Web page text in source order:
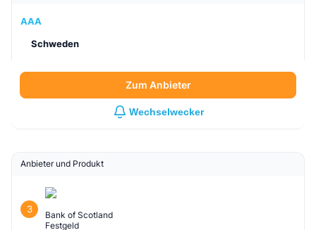
AAA
Schweden
Zum Anbieter
Wechselwecker
Anbieter und Produkt
3
Bank of Scotland
Festgeld